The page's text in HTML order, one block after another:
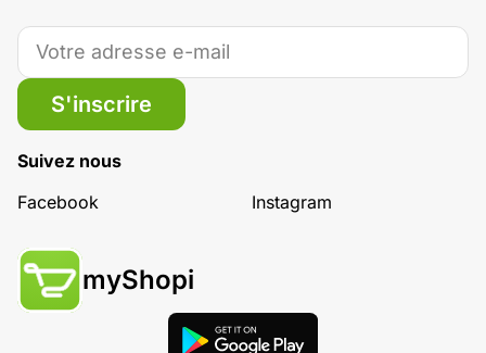
S'inscrire
Suivez nous
Facebook
Instagram
myShopi